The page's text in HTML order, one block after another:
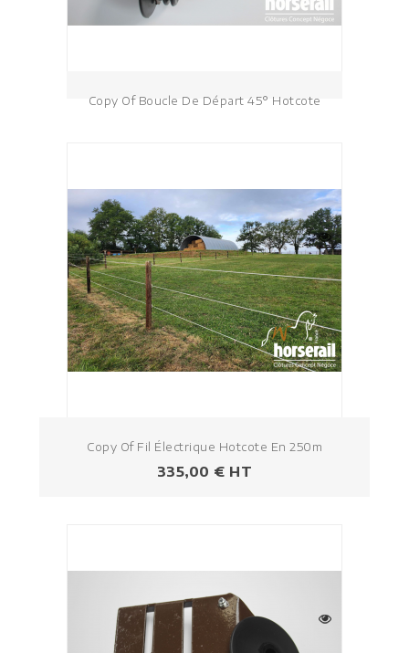
Copy Of Boucle De Départ 45° Hotcote
Copy Of Fil Électrique Hotcote En 250m
Prezzo
335,00 € HT